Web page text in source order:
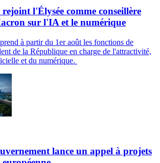
l'Élysée comme conseillère
sur l'IA et le numérique
à partir du 1er août les fonctions de
de la République en charge de l'attractivité,
et du numérique.
lance un appel à projets